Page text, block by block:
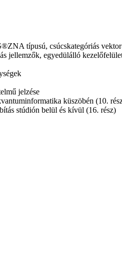
típusú, csúcskategóriás
jellemzők, egyedülálló
jelzése
küszöbén (10.
stúdión belül és kívül (16. rész)